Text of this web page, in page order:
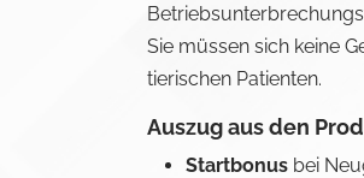
Sie müssen sich keine
tierischen Patienten.
Auszug aus den
Startbonus bei